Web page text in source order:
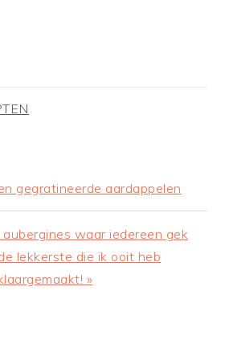
gegratineerde aardappelen
waar iedereen gek
lekkerste die ik ooit heb
»